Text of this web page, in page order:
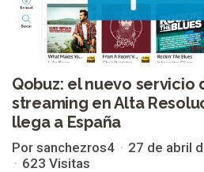
Qobuz: el nuevo servicio
streaming en Alta
llega a España
Por sanchezros4
27 de abril
623 Visitas